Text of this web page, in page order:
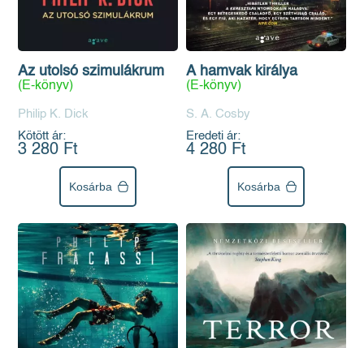
Az utolsó szimulákrum
(E-könyv)
Philip K. Dick
Kötött ár:
3 280 Ft
Kosárba
A hamvak királya
(E-könyv)
S. A. Cosby
Eredeti ár:
4 280 Ft
Kosárba